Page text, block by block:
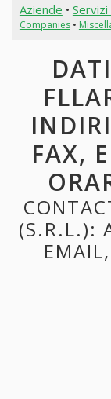
Aziende •
Companies•
FAX,
(S.R.L.):